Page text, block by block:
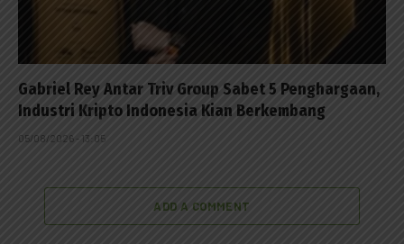
Gabriel Rey Antar Triv Group Sabet 5 Penghargaan,
Industri Kripto Indonesia Kian Berkembang
05/08/2026 - 13:05
ADD A COMMENT